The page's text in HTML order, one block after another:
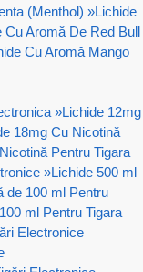
(Menthol) »Lichide
Cu Aromă De Red Bull
Cu Aromă Mango
»Lichide 12mg
18mg Cu Nicotină
Pentru Tigara
»Lichide 500 ml
de 100 ml Pentru
ml Pentru Tigara
Electronice